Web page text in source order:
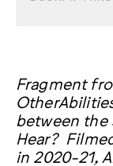
Fragment
between the
Hear?
in 2020-21,